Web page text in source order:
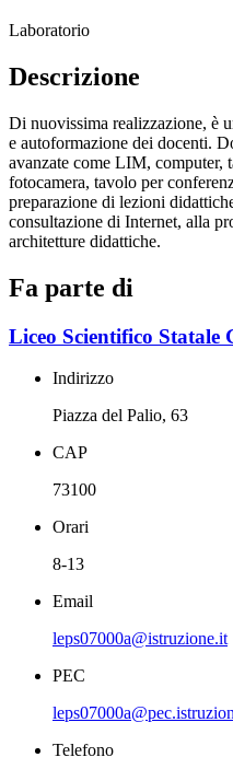
Laboratorio
Descrizione
Di nuovissima realizzazione, è
e autoformazione dei docenti.
avanzate come LIM, computer,
fotocamera, tavolo per
preparazione di lezioni
consultazione di Internet, alla
architetture didattiche.
Fa parte di
Liceo Scientifico Statale
Indirizzo
Piazza del Palio, 63
CAP
73100
Orari
8-13
Email
leps07000a@istruzione.it
PEC
Telefono